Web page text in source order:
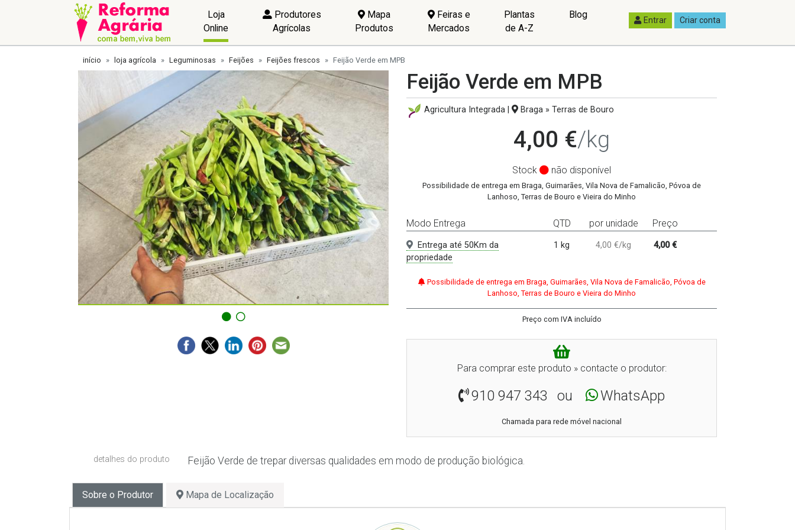
Loja
Online
Produtores
Agrícolas
Mapa
Produtos
Feiras e
Mercados
Plantas
de A-Z
Blog Entrar Criar conta
início loja agrícola Leguminosas Feijões Feijões frescos Feijão Verde em MPB
Feijão Verde em MPB
Agricultura Integrada | Braga » Terras de Bouro
4,00 €/kg
Stock não disponível
Possibilidade de entrega em Braga, Guimarães, Vila Nova de Famalicão, Póvoa de
Lanhoso, Terras de Bouro e Vieira do Minho
Modo Entrega QTD por unidade Preço
Entrega até 50Km da
propriedade
1 kg 4,00 €/kg 4,00 €
Possibilidade de entrega em Braga, Guimarães, Vila Nova de Famalicão, Póvoa de
Lanhoso, Terras de Bouro e Vieira do Minho
Preço com IVA incluído
Para comprar este produto » contacte o produtor:
910 947 343 ou WhatsApp
Chamada para rede móvel nacional
detalhes do produto Feijão Verde de trepar diversas qualidades em modo de produção biológica.
Sobre o Produtor Mapa de Localização